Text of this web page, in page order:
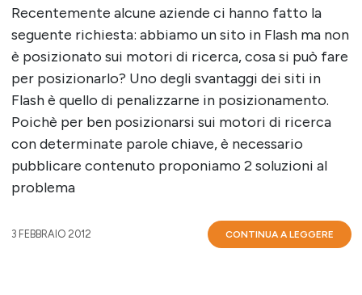
Recentemente alcune aziende ci hanno fatto la
seguente richiesta: abbiamo un sito in Flash ma non
è posizionato sui motori di ricerca, cosa si può fare
per posizionarlo? Uno degli svantaggi dei siti in
Flash è quello di penalizzarne in posizionamento.
Poichè per ben posizionarsi sui motori di ricerca
con determinate parole chiave, è necessario
pubblicare contenuto proponiamo 2 soluzioni al
problema
3 FEBBRAIO 2012 CONTINUA A LEGGERE